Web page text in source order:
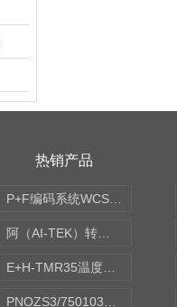
热销产品